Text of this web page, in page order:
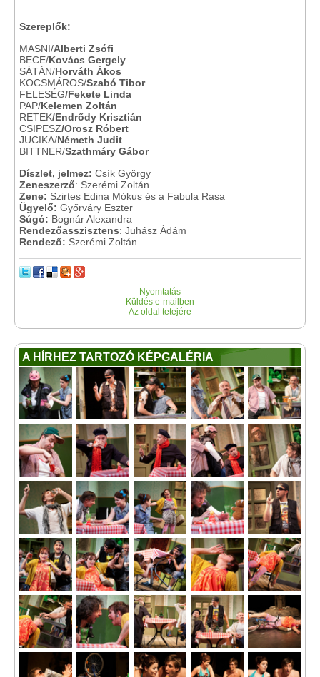
Szereplők:
MASNI/Alberti Zsófi
BECE/Kovács Gergely
SÁTÁN/Horváth Ákos
KOCSMÁROS/Szabó Tibor
FELESÉG/Fekete Linda
PAP/Kelemen Zoltán
RETEK/Endrődy Krisztián
CSIPESZ/Orosz Róbert
JUCIKA/Németh Judit
BITTNER/Szathmáry Gábor
Díszlet, jelmez: Csík György
Zeneszerző: Szerémi Zoltán
Zene: Szirtes Edina Mókus és a Fabula Rasa
Ügyelő: Győrváry Eszter
Súgó: Bognár Alexandra
Rendezőasszisztens: Juhász Ádám
Rendező: Szerémi Zoltán
Nyomtatás
Küldés e-mailben
Az oldal tetejére
A HÍRHEZ TARTOZÓ KÉPGALÉRIA